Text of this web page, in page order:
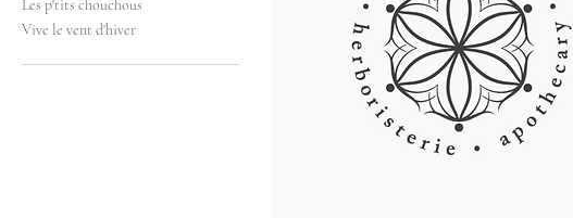
Les p'tits chouchous
Vive le vent d'hiver